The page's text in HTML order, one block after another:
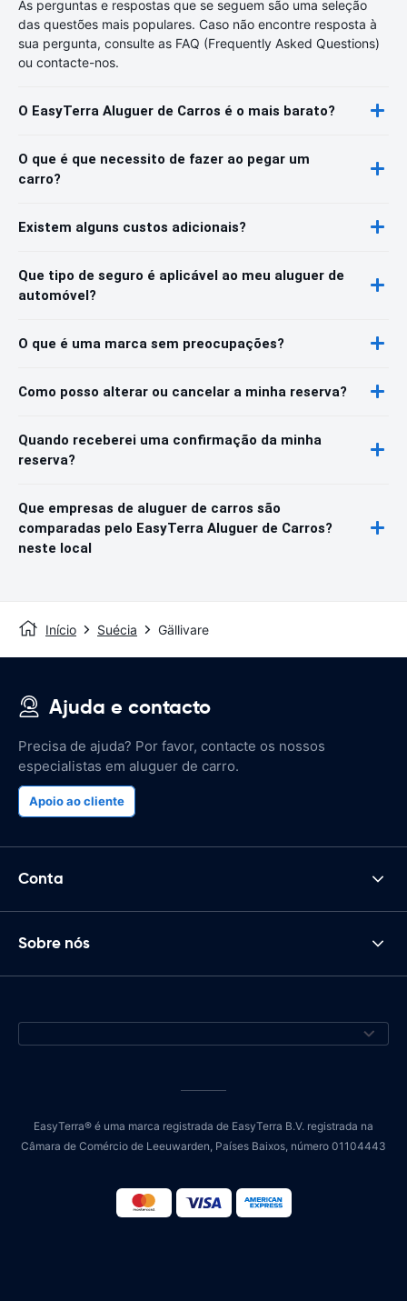
As perguntas e respostas que se seguem são uma seleção
das questões mais populares. Caso não encontre resposta à
sua pergunta, consulte as FAQ (Frequently Asked Questions)
ou contacte-nos.
O EasyTerra Aluguer de Carros é o mais barato?
O que é que necessito de fazer ao pegar um
carro?
Existem alguns custos adicionais?
Que tipo de seguro é aplicável ao meu aluguer de
automóvel?
O que é uma marca sem preocupações?
Como posso alterar ou cancelar a minha reserva?
Quando receberei uma confirmação da minha
reserva?
Que empresas de aluguer de carros são
comparadas pelo EasyTerra Aluguer de Carros?
neste local
Início Suécia Gällivare
Ajuda e contacto
Precisa de ajuda? Por favor, contacte os nossos
especialistas em aluguer de carro.
Apoio ao cliente
Conta
Sobre nós
EasyTerra® é uma marca registrada de EasyTerra B.V. registrada na
Câmara de Comércio de Leeuwarden, Países Baixos, número 01104443